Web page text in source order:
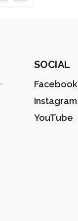
SOCIAL
Facebook
Instagram
YouTube